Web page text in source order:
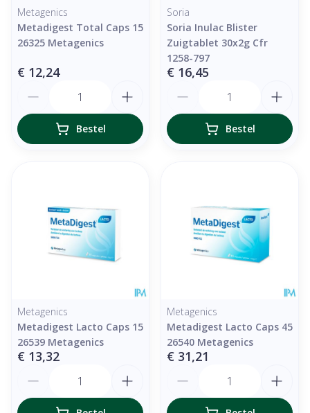
Metagenics
Metadigest Total Caps 15
26325 Metagenics
€ 12,24
Bestel
Soria
Soria Inulac Blister
Zuigtablet 30x2g Cfr
1258-797
€ 16,45
Bestel
Metagenics
Metadigest Lacto Caps 15
26539 Metagenics
€ 13,32
Metagenics
Metadigest Lacto Caps 45
26540 Metagenics
€ 31,21